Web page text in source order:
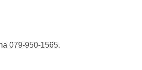
079-950-1565.